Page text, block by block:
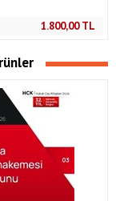
1.800,00TL